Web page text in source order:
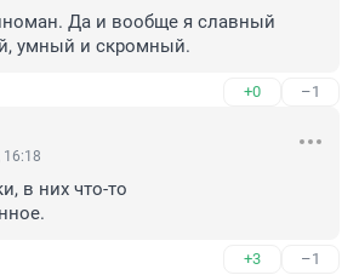
Да и вообще я славный
умный и скромный.
+0 –1
16:18
в них что-то
+3 –1